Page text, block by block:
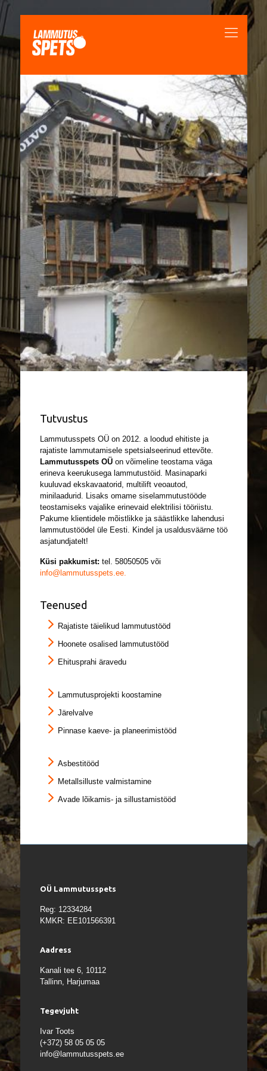
Tutvustus
Lammutusspets OÜ on 2012. a loodud ehitiste ja
rajatiste lammutamisele spetsialseerinud ettevõte.
Lammutusspets OÜon võimeline teostama väga
erineva keerukusega lammutustöid. Masinaparki
kuuluvad ekskavaatorid, multilift veoautod,
minilaadurid. Lisaks omame siselammutustööde
teostamiseks vajalike erinevaid elektrilisi tööriistu.
Pakume klientidele mõistlikke ja säästlikke lahendusi
lammutustöödel üle Eesti. Kindel ja usaldusväärne töö
asjatundjatelt!
Küsi pakkumist: tel. 58050505või
info@lammutusspets.ee.
Teenused
Rajatiste täielikud lammutustööd
Hoonete osalised lammutustööd
Ehitusprahi äravedu
Lammutusprojekti koostamine
Järelvalve
Pinnase kaeve- ja planeerimistööd
Asbestitööd
Metallsilluste valmistamine
Avade lõikamis- ja sillustamistööd
OÜ Lammutusspets
Reg: 12334284
KMKR: EE101566391
Aadress
Kanali tee 6, 10112
Tallinn, Harjumaa
Tegevjuht
Ivar Toots
(+372) 58 05 05 05
info@lammutusspets.ee